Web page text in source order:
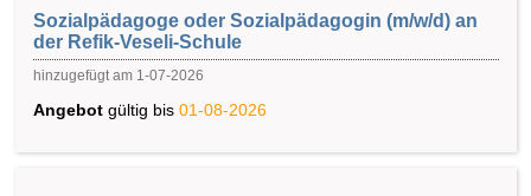
Sozialpädagoge oder Sozialpädagogin (m/w/d) an
der Refik-Veseli-Schule
hinzugefügt am 1-07-2026
Angebot gültig bis 01-08-2026